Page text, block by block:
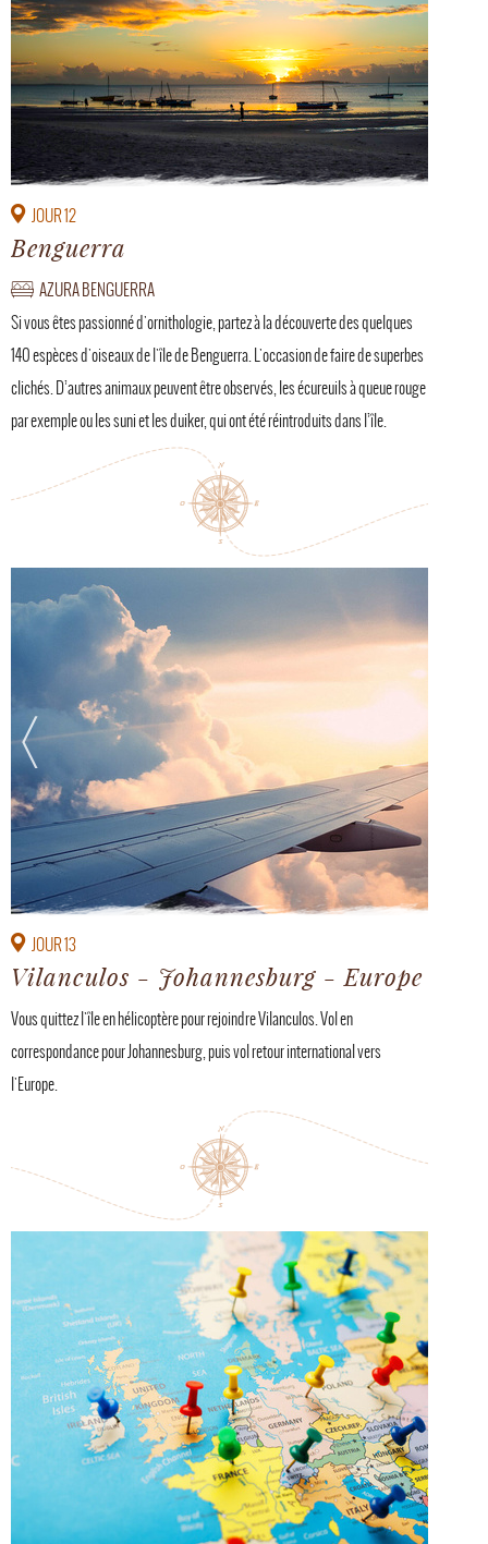
JOUR 12
Benguerra
AZURA BENGUERRA
Si vous êtes passionné d'ornithologie, partez à la découverte des quelques
140 espèces d'oiseaux de l'île de Benguerra. L'occasion de faire de superbes
clichés. D’autres animaux peuvent être observés, les écureuils à queue rouge
par exemple ou les suni et les duiker, qui ont été réintroduits dans l’île.
JOUR 13
Vilanculos - Johannesburg - Europe
Vous quittez l'île en hélicoptère pour rejoindre Vilanculos. Vol en
correspondance pour Johannesburg, puis vol retour international vers
l'Europe.